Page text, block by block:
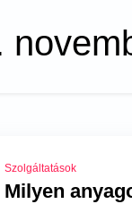
Szolgáltatások
Milyen